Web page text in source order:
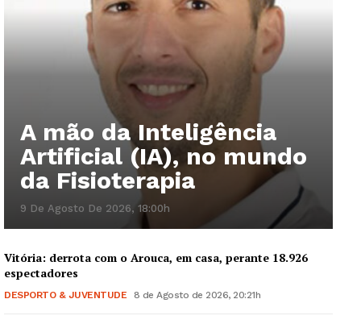
A mão da Inteligência
Artificial (IA), no mundo
da Fisioterapia
9 De Agosto De 2026, 18:00h
Vitória: derrota com o Arouca, em casa, perante 18.926
espectadores
DESPORTO & JUVENTUDE 8 de Agosto de 2026, 20:21h